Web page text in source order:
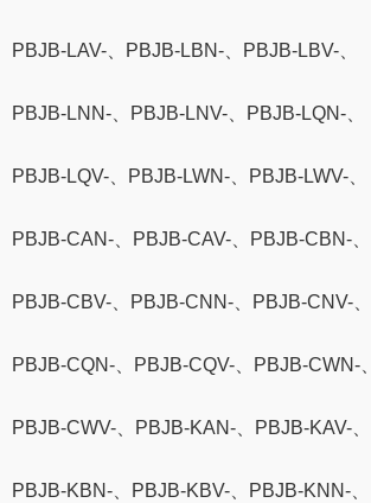
PBJB-LAV-、PBJB-LBN-、PBJB-LBV-、
PBJB-LNN-、PBJB-LNV-、PBJB-LQN-、
PBJB-LQV-、PBJB-LWN-、PBJB-LWV-、
PBJB-CAN-、PBJB-CAV-、PBJB-CBN-、
PBJB-CBV-、PBJB-CNN-、PBJB-CNV-、
PBJB-CQN-、PBJB-CQV-、PBJB-CWN-、
PBJB-CWV-、PBJB-KAN-、PBJB-KAV-、
PBJB-KBN-、PBJB-KBV-、PBJB-KNN-、